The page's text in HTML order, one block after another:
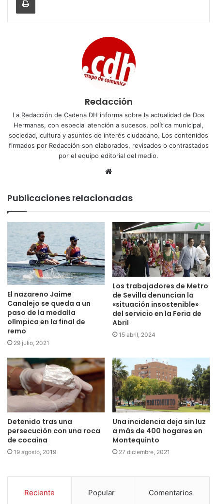
Redacción
La Redacción de Cadena DH informa sobre la actualidad de Dos
Hermanas, con especial atención a sucesos, política municipal,
sociedad, cultura y asuntos de interés ciudadano. Los contenidos
firmados por Redacción son elaborados, revisados o contrastados
por el equipo editorial del medio.
Sitio
Publicaciones relacionadas
El nazareno Jaime
Canalejo se queda a un
paso de la medalla
olímpica en la final de
remo
29 julio, 2021
Los trabajadores de Metro
de Sevilla denuncian la
«situación insostenible»
del servicio en la Feria de
Abril
15 abril, 2024
Detenido tras una
persecución con una roca
de cocaina
19 agosto, 2019
Una incidencia deja sin luz
a más de 400 hogares en
Montequinto
27 diciembre, 2021
Reciente Popular Comentarios